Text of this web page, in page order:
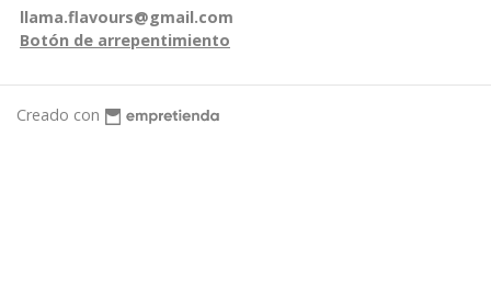
llama.flavours@gmail.com
Botón de arrepentimiento
Creado con